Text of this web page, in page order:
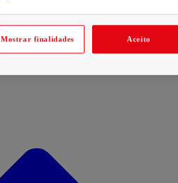
Mostrar finalidades Aceito